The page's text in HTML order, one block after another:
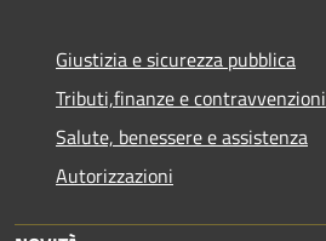
Giustizia e sicurezza pubblica
Tributi,finanze e contravvenzioni
Salute, benessere e assistenza
Autorizzazioni